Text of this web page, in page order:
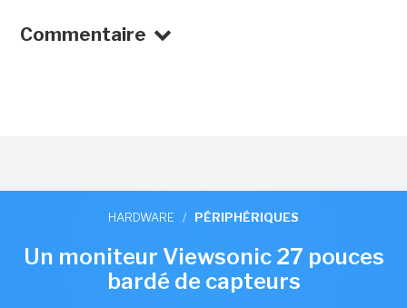
Commentaire
HARDWARE / PÉRIPHÉRIQUES
Un moniteur Viewsonic 27 pouces
bardé de capteurs